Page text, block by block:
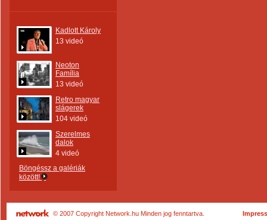
Kadlott Károly
13 videó
Neoton
Família
13 videó
Retro magyar
slágerek
104 videó
Szerelmes
dalok
4 videó
Böngéssz a galériák
között!
© 2007 Copyright Network.hu Minden jog fenntartva.